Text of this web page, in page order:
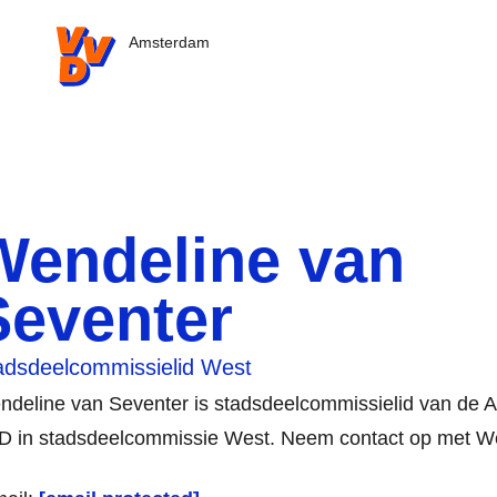
VVD.nl - Ga naar de homepage
Amsterdam
van
West
van Seventer is stadsdeelcommissielid van de
in stadsdeelcommissie West. Neem contact op met